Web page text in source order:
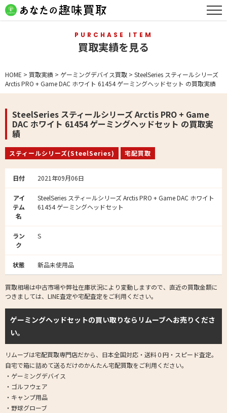
PURCHASE ITEM
買取実績を見る
HOME > 買取実績 > ゲーミングデバイス買取 > SteelSeries スティールシリーズ
Arctis PRO + Game DAC ホワイト 61454 ゲーミングヘッドセット の買取実績
SteelSeries スティールシリーズ Arctis PRO + Game
DAC ホワイト 61454 ゲーミングヘッドセット の買取実
績
スティールシリーズ(SteelSeries) 宅配買取
日付 2021年09月06日
アイ
テム
名
SteelSeries スティールシリーズ Arctis PRO + Game DAC ホワイト
61454 ゲーミングヘッドセット
ラン
ク
S
状態 新品未使用品
買取相場は中古市場や弊社在庫状況により変動しますので、直近の買取金額に
つきましては、LINE査定や宅配査定をご利用ください。
ゲーミングヘッドセットの買い取りならリムーブへお売りくださ
い。
リムーブは宅配買取専門店だから、日本全国対応・送料０円・スピード査定。
自宅で箱に詰めて送るだけのかんたん宅配買取をご利用ください。
・ゲーミングデバイス
・ゴルフウェア
・キャンプ用品
・野球グローブ